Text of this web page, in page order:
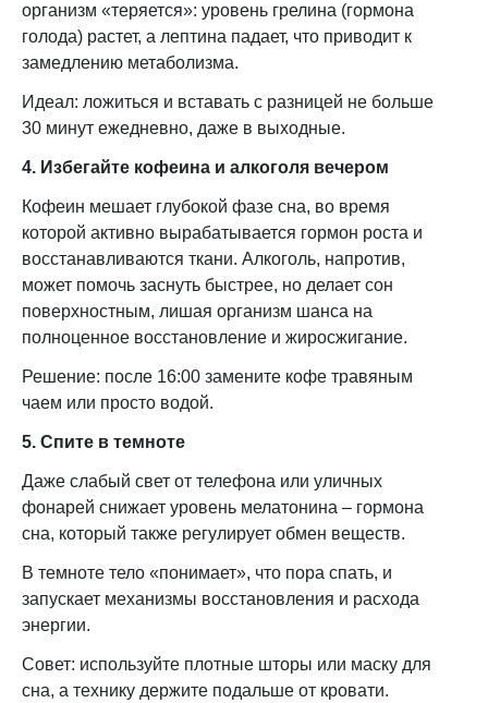
организм «теряется»: уровень грелина (гормона
голода) растет, а лептина падает, что приводит к
замедлению метаболизма.
Идеал: ложиться и вставать с разницей не больше
30 минут ежедневно, даже в выходные.
4. Избегайте кофеина и алкоголя вечером
Кофеин мешает глубокой фазе сна, во время
которой активно вырабатывается гормон роста и
восстанавливаются ткани. Алкоголь, напротив,
может помочь заснуть быстрее, но делает сон
поверхностным, лишая организм шанса на
полноценное восстановление и жиросжигание.
Решение: после 16:00 замените кофе травяным
чаем или просто водой.
5. Спите в темноте
Даже слабый свет от телефона или уличных
фонарей снижает уровень мелатонина – гормона
сна, который также регулирует обмен веществ.
В темноте тело «понимает», что пора спать, и
запускает механизмы восстановления и расхода
энергии.
Совет: используйте плотные шторы или маску для
сна, а технику держите подальше от кровати.